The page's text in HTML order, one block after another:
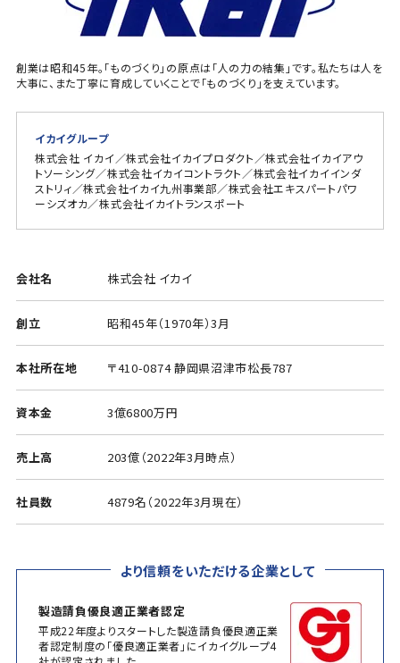
創業は昭和45年。「ものづくり」の原点は「人の力の結集」です。私たちは人を
大事に、また丁寧に育成していくことで「ものづくり」を支えています。
イカイグループ
株式会社 イカイ／株式会社イカイプロダクト／株式会社イカイアウ
トソーシング／株式会社イカイコントラクト／株式会社イカイインダ
ストリィ／株式会社イカイ九州事業部／株式会社エキスパートパワ
ーシズオカ／株式会社イカイトランスポート
会社名 株式会社 イカイ
創立 昭和45年（1970年）3月
本社所在地 〒410-0874 静岡県沼津市松長787
資本金 3億6800万円
売上高 203億（2022年3月時点）
社員数 4879名（2022年3月現在）
より信頼をいただける企業として
製造請負優良適正業者認定
平成22年度よりスタートした製造請負優良適正業
者認定制度の「優良適正業者」にイカイグループ4